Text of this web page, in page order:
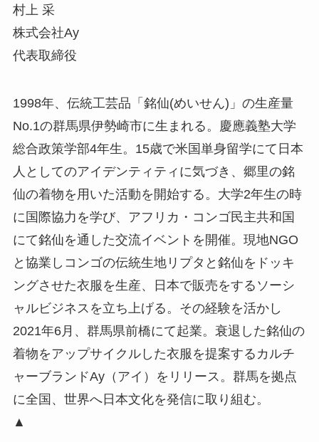
村上 采
株式会社Ay
代表取締役
1998年、伝統工芸品「銘仙(めいせん)」の生産量
No.1の群馬県伊勢崎市に生まれる。慶應義塾大学
総合政策学部4年生。15歳で米国単身留学にて日本
人としてのアイデンティティに気づき、郷里の銘
仙の着物を用いた活動を開始する。大学2年生の時
に国際協力を学び、アフリカ・コンゴ民主共和国
にて銘仙を通した交流イベントを開催。現地NGO
と協業しコンゴの伝統生地リプタと銘仙をドッキ
ングさせた衣服を生産、日本で販売をするソーシ
ャルビジネスを立ち上げる。その経験を活かし
2021年6月、群馬県前橋にて起業。衰退した銘仙の
着物をアップサイクルした衣服を提案するカルチ
ャーブランドAy（アイ）をリリース。群馬を拠点
に全国、世界へ日本文化を発信に取り組む。
▲